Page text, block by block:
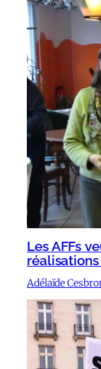
Les AFFs
Adélaïde